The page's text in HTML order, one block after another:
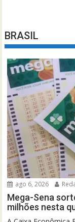
BRASIL
ago 6, 2026
Mega-Sena
milhões nesta